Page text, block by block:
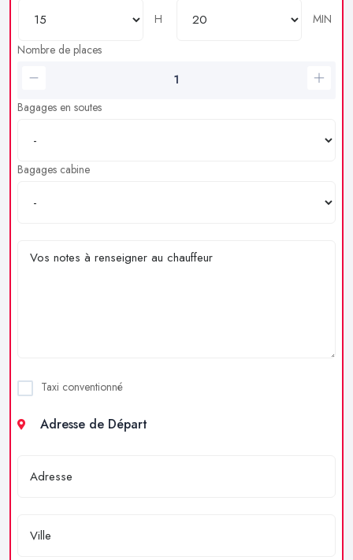
H
MIN
Nombre de places
Bagages en soutes
Bagages cabine
Taxi conventionné
Adresse de Départ